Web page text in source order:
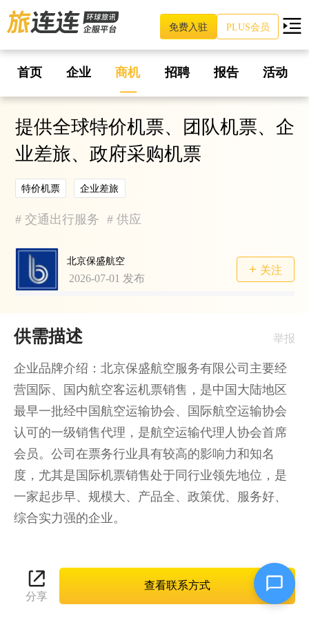
免费入驻 PLUS会员
首页 企业 商机 招聘 报告 活动
提供全球特价机票、团队机票、企
业差旅、政府采购机票
特价机票 企业差旅
# 交通出行服务 # 供应
北京保盛航空
2026-07-01 发布
关注
分享
查看联系方式
供需描述 举报
企业品牌介绍：北京保盛航空服务有限公司主要经
营国际、国内航空客运机票销售，是中国大陆地区
最早一批经中国航空运输协会、国际航空运输协会
认可的一级销售代理，是航空运输代理人协会首席
会员。公司在票务行业具有较高的影响力和知名
度，尤其是国际机票销售处于同行业领先地位，是
一家起步早、规模大、产品全、政策优、服务好、
综合实力强的企业。
企业提供：特价机票、团队机票、国内外机票、企
业差旅、政府采购机票